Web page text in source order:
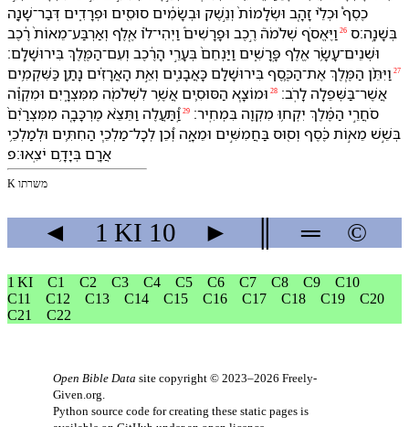
כֶסֶף֩ וּ⁠כְלֵ֨י זָהָ֤ב וּ⁠שְׂלָמוֹת֙ וְ⁠נֵ֣שֶׁק וּ⁠בְשָׂמִ֔ים סוּסִ֖ים וּ⁠פְרָדִ֑ים דְּבַר־שָׁנָ֖ה
בְּ⁠שָׁנָֽה׃ס 26 וַ⁠יֶּאֱסֹ֣ף שְׁלֹמֹה֮ רֶ֣כֶב וּ⁠פָרָשִׁים֒ וַ⁠יְהִי־ל֗⁠וֹ אֶ֤לֶף וְ⁠אַרְבַּע־מֵאוֹת֙ רֶ֔כֶב
וּ⁠שְׁנֵים־עָשָׂ֥ר אֶ֖לֶף פָּֽרָשִׁ֑ים וַ⁠יַּנְחֵ⁠ם֙ בְּ⁠עָרֵ֣י הָ⁠רֶ֔כֶב וְ⁠עִם־הַ⁠מֶּ֖לֶךְ בִּ⁠ירוּשָׁלִָֽם׃
27 וַ⁠יִּתֵּ֨ן הַ⁠מֶּ֧לֶךְ אֶת־הַ⁠כֶּ֛סֶף בִּ⁠ירוּשָׁלִַ֖ם כָּ⁠אֲבָנִ֑ים וְ⁠אֵ֣ת הָ⁠אֲרָזִ֗ים נָתַ֛ן כַּ⁠שִּׁקְמִ֥ים
אֲשֶׁר־בַּ⁠שְּׁפֵלָ֖ה לָ⁠רֹֽב׃ 28 וּ⁠מוֹצָ֧א הַ⁠סּוּסִ֛ים אֲשֶׁ֥ר לִ⁠שְׁלֹמֹ֖ה מִ⁠מִּצְרָ֑יִם וּ⁠מִ⁠קְוֵ֕ה
סֹחֲרֵ֣י הַ⁠מֶּ֔לֶךְ יִקְח֥וּ מִ⁠קְוֵ֖ה בִּ⁠מְחִֽיר׃ 29 וַֽ֠⁠תַּעֲלֶה וַ⁠תֵּצֵ֨א מֶרְכָּבָ֤ה מִ⁠מִּצְרַ֨יִם֙
בְּ⁠שֵׁ֣שׁ מֵא֣וֹת כֶּ֔סֶף וְ⁠ס֖וּס בַּ⁠חֲמִשִּׁ֣ים וּ⁠מֵאָ֑ה וְ֠⁠כֵן לְ⁠כָל־מַלְכֵ֧י הַ⁠חִתִּ֛ים וּ⁠לְ⁠מַלְכֵ֥י
אֲרָ֖ם בְּ⁠יָדָ֥⁠ם יֹצִֽאוּ׃פ
K משרת⁠ו
◄ 1 KI 10 ► ═ ©
1 KI C1 C2 C3 C4 C5 C6 C7 C8 C9
C10
C11
C12 C13 C14 C15 C16 C17 C18 C19
C20
C21
C22
Open Bible Data site copyright © 2023–2026 Freely-
Given.org
Python source code for creating these static pages is